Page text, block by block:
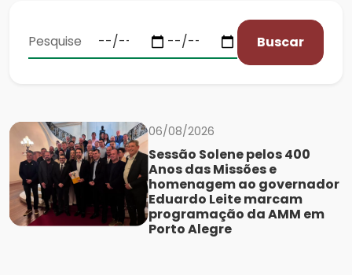
Buscar
06/08/2026
Sessão Solene pelos 400
Anos das Missões e
homenagem ao governador
Eduardo Leite marcam
programação da AMM em
Porto Alegre